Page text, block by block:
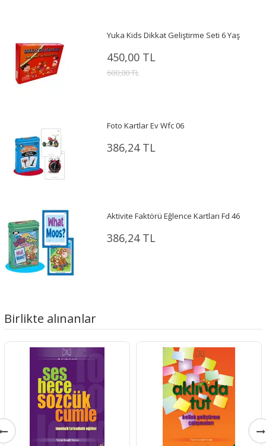
Yuka Kids Dikkat Geliştirme Seti 6 Yaş
450,00 TL
600,00 TL
Foto Kartlar Ev Wfc 06
386,24 TL
Aktivite Faktörü Eğlence Kartları Fd 46
386,24 TL
Birlikte alınanlar